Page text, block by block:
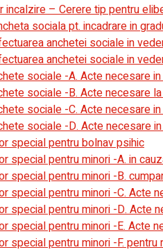
incalzire – Cerere tip pentru
sociala pt. incadrare in
anchetei sociale in
anchetei sociale in
sociale -A. Acte necesare
sociale -B. Acte necesare
sociale -C. Acte necesare
sociale -D. Acte necesare
special pentru bolnav psihic
special pentru minori -A. in
special pentru minori -B.
special pentru minori -C. Acte
special pentru minori -D. Acte
special pentru minori -E. Acte
special pentru minori -F.